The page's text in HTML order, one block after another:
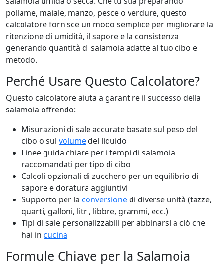
pollame, maiale, manzo, pesce o verdure, questo
calcolatore fornisce un modo semplice per migliorare la
ritenzione di umidità, il sapore e la consistenza
generando quantità di salamoia adatte al tuo cibo e
metodo.
Perché Usare Questo Calcolatore?
Questo calcolatore aiuta a garantire il successo della
salamoia offrendo:
Misurazioni di sale accurate basate sul peso del
cibo o sul volumedel liquido
Linee guida chiare per i tempi di salamoia
raccomandati per tipo di cibo
Calcoli opzionali di zucchero per un equilibrio di
sapore e doratura aggiuntivi
Supporto per la conversionedi diverse unità (tazze,
quarti, galloni, litri, libbre, grammi, ecc.)
Tipi di sale personalizzabili per abbinarsi a ciò che
hai in cucina
Formule Chiave per la Salamoia